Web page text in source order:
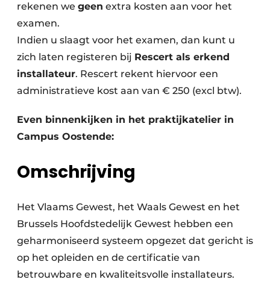
rekenen we geen extra kosten aan voor het
examen.
Indien u slaagt voor het examen, dan kunt u
zich laten registeren bij Rescert als erkend
installateur. Rescert rekent hiervoor een
administratieve kost aan van € 250 (excl btw).
Even binnenkijken in het praktijkatelier in
Campus Oostende:
Omschrijving
Het Vlaams Gewest, het Waals Gewest en het
Brussels Hoofdstedelijk Gewest hebben een
geharmoniseerd systeem opgezet dat gericht is
op het opleiden en de certificatie van
betrouwbare en kwaliteitsvolle installateurs.